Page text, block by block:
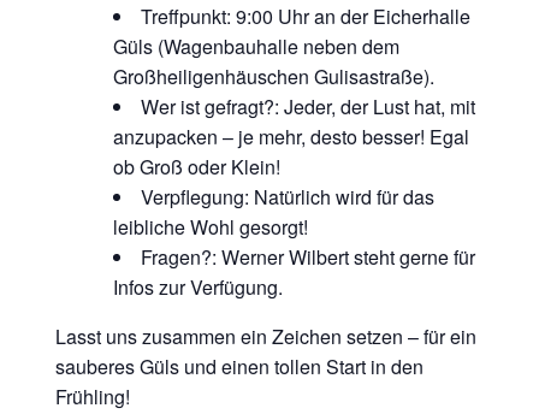
Treffpunkt: 9:00 Uhr an der Eicherhalle
Güls (Wagenbauhalle neben dem
Großheiligenhäuschen Gulisastraße).
Wer ist gefragt?: Jeder, der Lust hat, mit
anzupacken – je mehr, desto besser! Egal
ob Groß oder Klein!
Verpflegung: Natürlich wird für das
leibliche Wohl gesorgt!
Fragen?: Werner Wilbert steht gerne für
Infos zur Verfügung.
Lasst uns zusammen ein Zeichen setzen – für ein
sauberes Güls und einen tollen Start in den
Frühling!